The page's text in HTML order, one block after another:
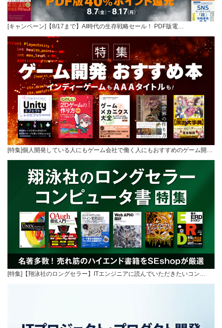
[キャンペーン]【8/17まで】AI時代の生存戦略セール！ PDF版電…
[特集]個人開発している人にもゲーム会社で働く人にもおすすめのゲーム開…
[特集]【翔泳社のロングセラー】ITエンジニアに読んでいただきたいコン…